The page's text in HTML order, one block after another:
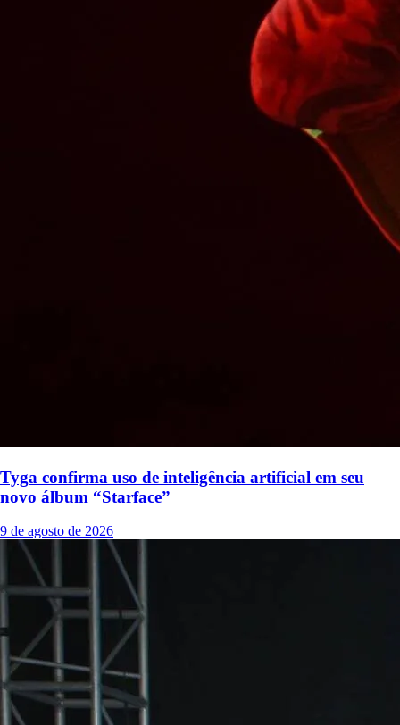
Tyga confirma uso de inteligência artificial em seu
novo álbum “Starface”
9 de agosto de 2026